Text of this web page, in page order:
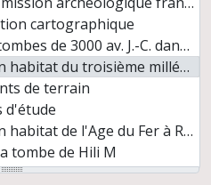
cartographique
de 3000 av. J.-C. dans le Djebel Hafit
du troisième millénaire à Hili 8
de terrain
d'étude
de l'Age du Fer à Rumeilah
tombe de Hili M
tombe A de Hili nord